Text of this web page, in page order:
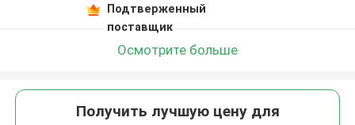
Подтверженный
поставщик
Осмотрите больше
Получить лучшую цену для